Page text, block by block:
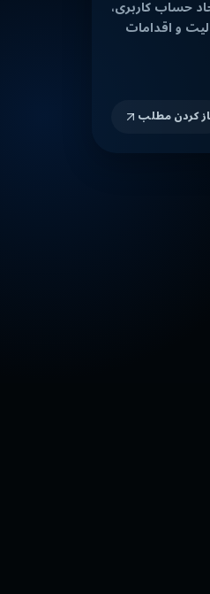
حساب کاربری،
و اقدامات
کردن مطلب